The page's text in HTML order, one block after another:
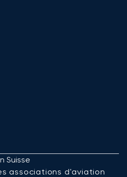
Suisse
associations d'aviation